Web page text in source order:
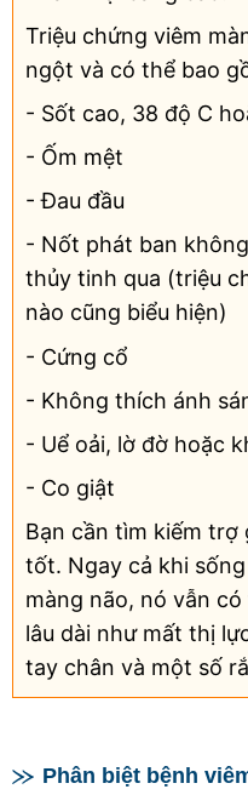
Triệu chứng viêm
ngột và có thể bao
- Sốt cao, 38 độ C
- Ốm mệt
- Đau đầu
- Nốt phát ban
thủy tinh qua (triệu
nào cũng biểu hiện)
- Cứng cổ
- Không thích ánh
- Uể oải, lờ đờ hoặc
- Co giật
Bạn cần tìm kiếm trợ
tốt. Ngay cả khi
màng não, nó vẫn
lâu dài như mất thị
tay chân và một số
Phân biệt bệnh